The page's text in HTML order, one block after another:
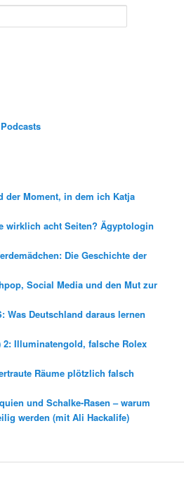
der Moment, in dem ich Katja
wirklich acht Seiten? Ägyptologin
Die Geschichte der
Social Media und den Mut zur
Was Deutschland daraus lernen
2: Illuminatengold, falsche Rolex
Räume plötzlich falsch
und Schalke-Rasen – warum
werden (mit Ali Hackalife)